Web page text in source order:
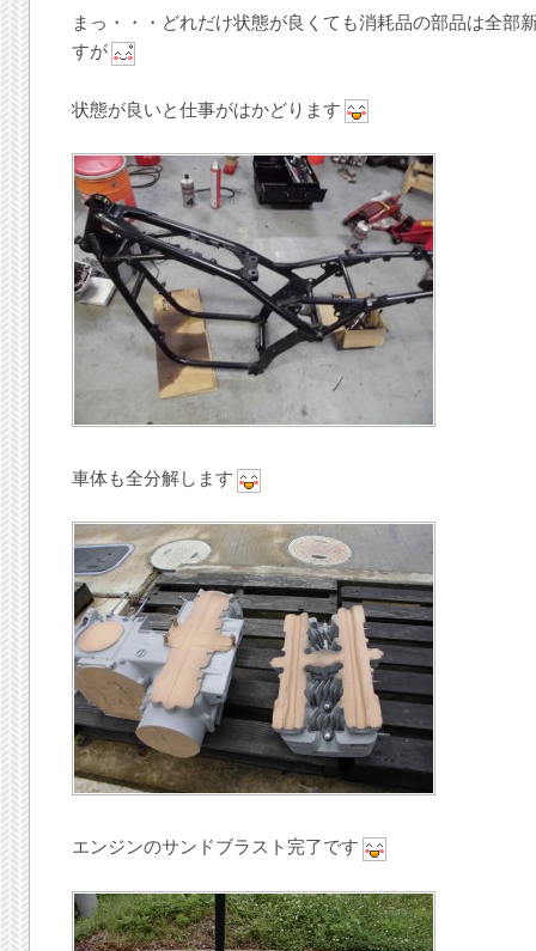
まっ・・・どれだけ状態が良くても消耗品の部品は全部
すが
状態が良いと仕事がはかどります
車体も全分解します
エンジンのサンドブラスト完了です